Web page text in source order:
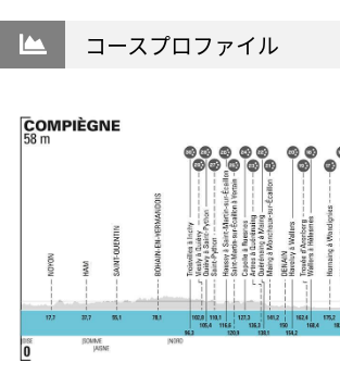
コースプロファイル